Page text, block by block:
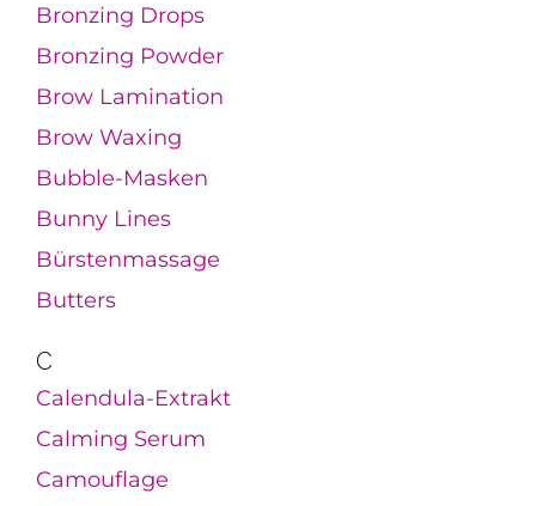
Bronzing Drops
Bronzing Powder
Brow Lamination
Brow Waxing
Bubble-Masken
Bunny Lines
Bürstenmassage
Butters
C
Calendula-Extrakt
Calming Serum
Camouflage